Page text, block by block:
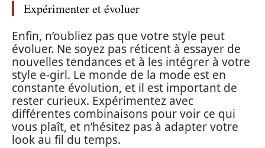
Expérimenter et évoluer
Enfin, n’oubliez pas que votre style peut
évoluer. Ne soyez pas réticent à essayer de
nouvelles tendances et à les intégrer à votre
style e-girl. Le monde de la mode est en
constante évolution, et il est important de
rester curieux. Expérimentez avec
différentes combinaisons pour voir ce qui
vous plaît, et n’hésitez pas à adapter votre
look au fil du temps.